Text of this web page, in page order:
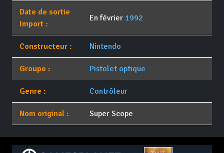
Date de sortie
Import :
En février 1992
Constructeur : Nintendo
Groupe : Pistolet optique
Genre : Contrôleur
Nom original : Super Scope